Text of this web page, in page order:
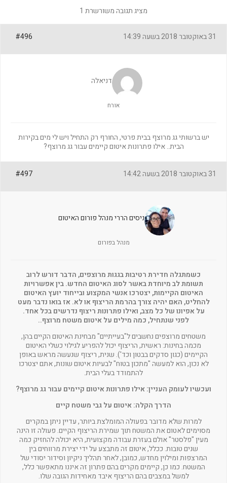
מציג תגובה משורשרת 1
31 באוקטובר 2018 בשעה 14:39 #496
דניאלה
אורח
יש ברשותי גג מרוצף בבית פרטי, החורף רק התחיל ויש לי מים בקירות
הבית.. אילו פתרונות איטום קיימים עבור גג מרוצף?
31 באוקטובר 2018 בשעה 14:42 #497
ניסים הררי מנהל פורום האיטום
מנהל בפורום
כשמתגלה חדירת רטיבות בגגות מרוצפים, הדבר דורש לרוב
תשומת לב מיוחדת באשר לסוג האיטום החדש. בין אפשרויות
האיטום הקיימות, יצטרכו אנשי המקצוע ובייחוד יועץ האיטום
להחליט, האם יהיה צורך בהרמת הריצוף או לא. אז בואו נדבר מעט
על אפיונו של כל מצב, ואילו פתרונות ריצוף נדרשים בכל אחד.
לפני שנתחיל, כמה מילים על איטום משטח מרוצף..
משטחים מרוצפים נחשבים ל"בעייתיים" מבחינת האיטום הקיים בהן,
מכמה בחינות: ראשית, הריצוף יכול להפריע לגילוי כשלי האיטום
הקיימים (כגון סדקים בבטון וכד'). שנית, ריצוף שנעשה מראש באופן
לא נכון, הוא למעשה "מתכון בטוח" לבעיות איטום שונות, אתם יצטרכו
להתמודד בעלי הבית.
ועכשיו לעומק העניין: אילו פתרונות איטום קיימים עבור גג מרוצף?
הדרך הקלה: איטום על גבי משטח קיים
למרות שלא מדובר בפעולה המומלצת ביותר, עדיין ניתן במקרים
מסוימים לאטום את המשטח תוך שמירת הריצוף הקיים. פעולה זו הינה
מעין "פלסטר" אולם בעזרת עבודה מקצועית, היא יכולה להחזיק כמה
שנים טובות. ככלל, איטום זה מתבצע על ידי יצירת מרווחים בין
המרצפות ומילוין מחדש, כמובן, לאחר תהליך ניקיון וסידור יסודי של
המשטח. כמו כן, קיימים מקרים בהם פתרון זה איננו מתאפשר כלל,
למשל במצבים בהם הריצוף איבד מאחידות הגובה שלו.